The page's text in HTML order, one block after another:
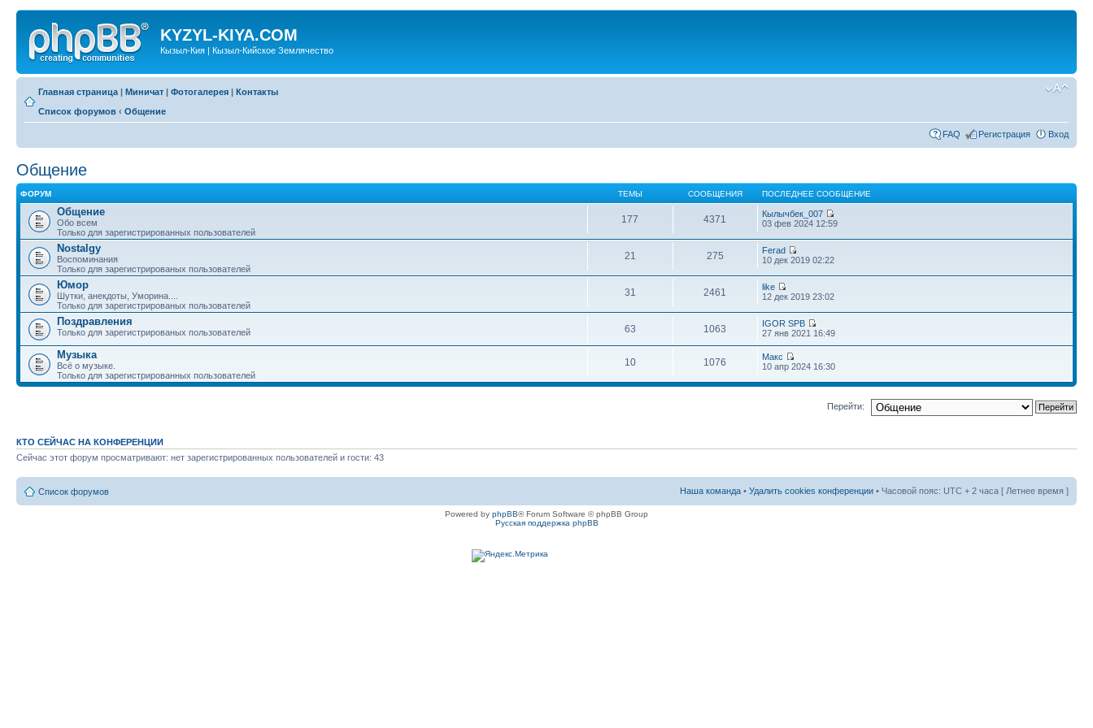
KYZYL-KIYA.COM
Кызыл-Кия | Кызыл-Кийское Землячество
Главная страница | Миничат | Фотогалерея | Контакты
Список форумов ‹ Общение
FAQ Регистрация Вход
Общение
ФОРУМ ТЕМЫ СООБЩЕНИЯ ПОСЛЕДНЕЕ СООБЩЕНИЕ
Общение
Обо всем
Только для зарегистрированных пользователей
177 4371
Кылычбек_007
03 фев 2024 12:59
Nostalgy
Воспоминания
Только для зарегистрированых пользователей
21 275
Ferad
10 дек 2019 02:22
Юмор
Шутки, анекдоты, Уморина....
Только для зарегистрированых пользователей
31 2461
like
12 дек 2019 23:02
Поздравления
Только для зарегистрированых пользователей 63 1063
IGOR SPB
27 янв 2021 16:49
Музыка
Всё о музыке.
Только для зарегистрированных пользователей
10 1076
Макс
10 апр 2024 16:30
Перейти:
КТО СЕЙЧАС НА КОНФЕРЕНЦИИ
Сейчас этот форум просматривают: нет зарегистрированных пользователей и гости: 43
Список форумов Наша команда • Удалить cookies конференции • Часовой пояс: UTC + 2 часа [ Летнее время ]
Powered by phpBB® Forum Software © phpBB Group
Русская поддержка phpBB